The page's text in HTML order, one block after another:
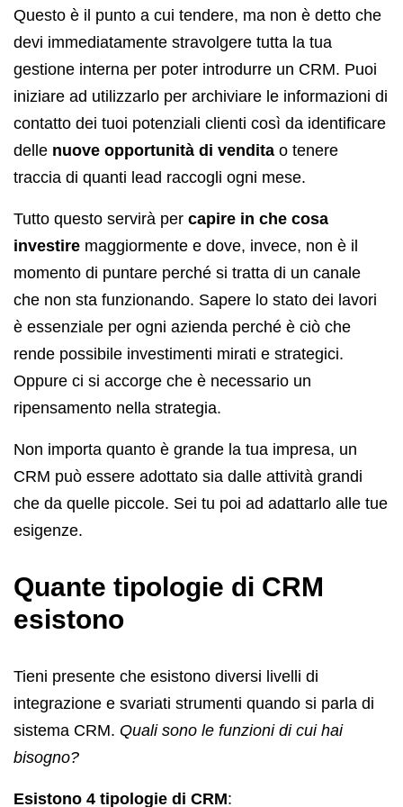
Questo è il punto a cui tendere, ma non è detto che
devi immediatamente stravolgere tutta la tua
gestione interna per poter introdurre un CRM. Puoi
iniziare ad utilizzarlo per archiviare le informazioni di
contatto dei tuoi potenziali clienti così da identificare
delle nuove opportunità di vendita o tenere
traccia di quanti lead raccogli ogni mese.
Tutto questo servirà per capire in che cosa
investire maggiormente e dove, invece, non è il
momento di puntare perché si tratta di un canale
che non sta funzionando. Sapere lo stato dei lavori
è essenziale per ogni azienda perché è ciò che
rende possibile investimenti mirati e strategici.
Oppure ci si accorge che è necessario un
ripensamento nella strategia.
Non importa quanto è grande la tua impresa, un
CRM può essere adottato sia dalle attività grandi
che da quelle piccole. Sei tu poi ad adattarlo alle tue
esigenze.
Quante tipologie di CRM
esistono
Tieni presente che esistono diversi livelli di
integrazione e svariati strumenti quando si parla di
sistema CRM. Quali sono le funzioni di cui hai
bisogno?
Esistono 4 tipologie di CRM: